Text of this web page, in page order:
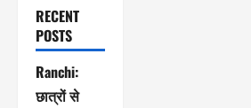
RECENT
POSTS
Ranchi:
छात्रों से